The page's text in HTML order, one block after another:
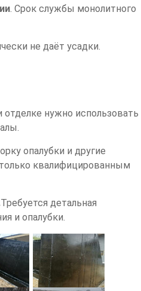
. Срок службы монолитного
не даёт усадки.
отделке нужно использовать
опалубки и другие
квалифицированным
Требуется детальная
и опалубки.